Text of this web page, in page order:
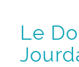
Le